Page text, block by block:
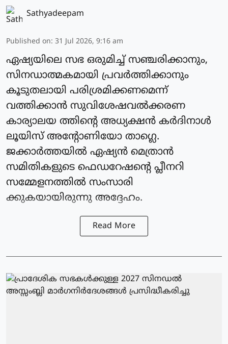
Sathyadeepam
Published on: 31 Jul 2026, 9:16 am
ഏഷ്യയിലെ സഭ ഒരുമിച്ച് സഞ്ചരിക്കാനും,
സിനഡാത്മകമായി പ്രവര്‍ത്തിക്കാനും
കൂടുതലായി പരിശ്രമിക്കണമെന്ന്
വത്തിക്കാന്‍ സുവിശേഷവൽക്കരണ
കാര്യാലയ ത്തിന്റെ അധ്യക്ഷന്‍ കർദിനാള്‍
ലൂയിസ് അന്റോണിയോ താഗ്ലെ.
ജക്കാര്‍ത്തയില്‍ ഏഷ്യന്‍ മെത്രാൻ
സമിതികളുടെ ഫെഡറേഷന്റെ പ്ലീനറി
സമ്മേളനത്തില്‍ സംസാരി
ക്കുകയായിരുന്നു അദ്ദേഹം.
Read More